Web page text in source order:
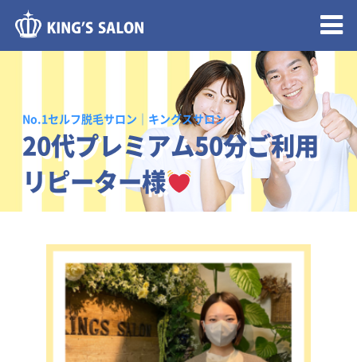
No.1セルフ脱毛サロン｜キングスサロン
20代プレミアム50分ご利用
リピーター様